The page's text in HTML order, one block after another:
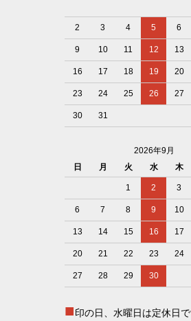
2 3 4 5 6
9 10 11 12 13
16 17 18 19 20
23 24 25 26 27
30 31
2026年9月
日
月 火 水 木
1 2 3
6 7 8 9 10
13 14 15 16 17
20 21 22 23 24
27 28 29 30
■印の日、水曜日は定休日で